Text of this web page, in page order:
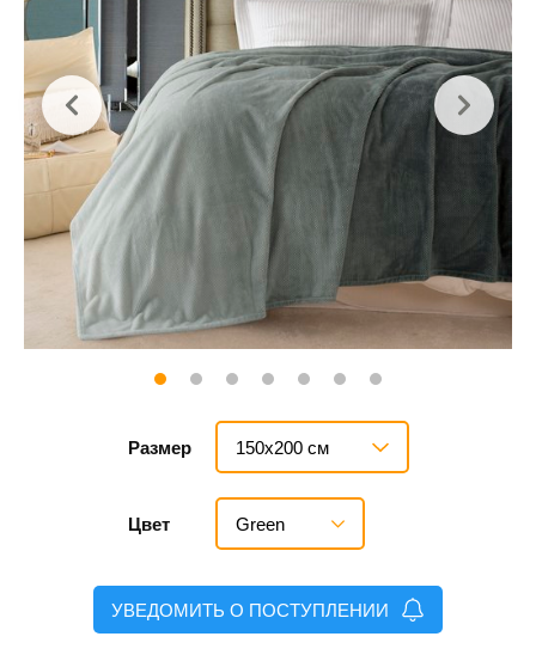
Размер 150х200 см
Цвет Green
УВЕДОМИТЬ О ПОСТУПЛЕНИИ